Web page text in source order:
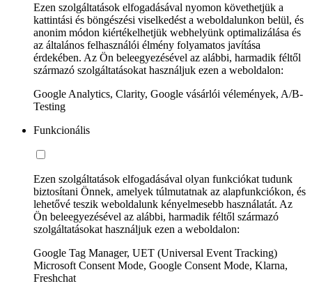
Ezen szolgáltatások elfogadásával nyomon követhetjük a
kattintási és böngészési viselkedést a weboldalunkon belül, és
anonim módon kiértékelhetjük webhelyünk optimalizálása és
az általános felhasználói élmény folyamatos javítása
érdekében. Az Ön beleegyezésével az alábbi, harmadik féltől
származó szolgáltatásokat használjuk ezen a weboldalon:
Google Analytics, Clarity, Google vásárlói vélemények, A/B-
Testing
Funkcionális
Ezen szolgáltatások elfogadásával olyan funkciókat tudunk
biztosítani Önnek, amelyek túlmutatnak az alapfunkciókon, és
lehetővé teszik weboldalunk kényelmesebb használatát. Az
Ön beleegyezésével az alábbi, harmadik féltől származó
szolgáltatásokat használjuk ezen a weboldalon:
Google Tag Manager, UET (Universal Event Tracking)
Microsoft Consent Mode, Google Consent Mode, Klarna,
Freshchat